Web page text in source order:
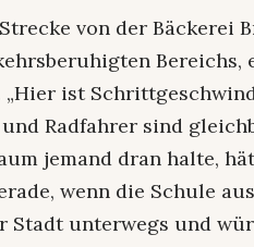
von der Bäckerei
„Hier ist
Radfahrer sind
jemand dran halte,
wenn die Schule
Stadt unterwegs und